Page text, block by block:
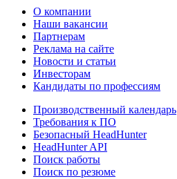
О компании
Наши вакансии
Партнерам
Реклама на сайте
Новости и статьи
Инвесторам
Кандидаты по профессиям
Производственный календарь
Требования к ПО
Безопасный HeadHunter
HeadHunter API
Поиск работы
Поиск по резюме